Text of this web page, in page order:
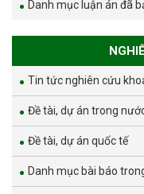
Danh mục luận án đã
Tin tức nghiên cứu
Đề tài, dự án trong
Đề tài, dự án quốc tế
Danh mục bài báo